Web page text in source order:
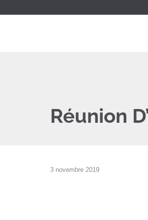
Réunion
3 novembre 2019